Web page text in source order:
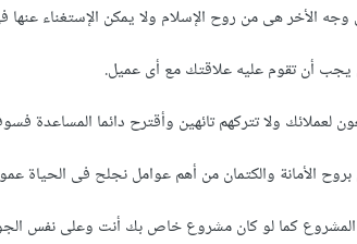
الأخر هى من روح الإسلام ولا يمكن الإستغناء عنها
يجب أن تقوم عليه علاقتك مع أى عميل.
لعملائك ولا تتركهم تائهين وأقترح دائما المساعدة
الأمانة والكتمان من أهم عوامل نجلح فى الحياة
كما لو كان مشروع خاص بك أنت وعلى نفس